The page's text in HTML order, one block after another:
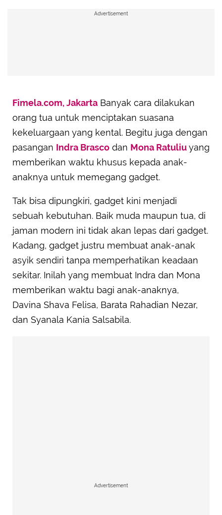
Advertisement
Fimela.com, Jakarta Banyak cara dilakukan
orang tua untuk menciptakan suasana
kekeluargaan yang kental. Begitu juga dengan
pasangan Indra Brasco dan Mona Ratuliuyang
memberikan waktu khusus kepada anak-
anaknya untuk memegang gadget.
Tak bisa dipungkiri, gadget kini menjadi
sebuah kebutuhan. Baik muda maupun tua, di
jaman modern ini tidak akan lepas dari gadget.
Kadang, gadget justru membuat anak-anak
asyik sendiri tanpa memperhatikan keadaan
sekitar. Inilah yang membuat Indra dan Mona
memberikan waktu bagi anak-anaknya,
Davina Shava Felisa, Barata Rahadian Nezar,
dan Syanala Kania Salsabila.
Advertisement